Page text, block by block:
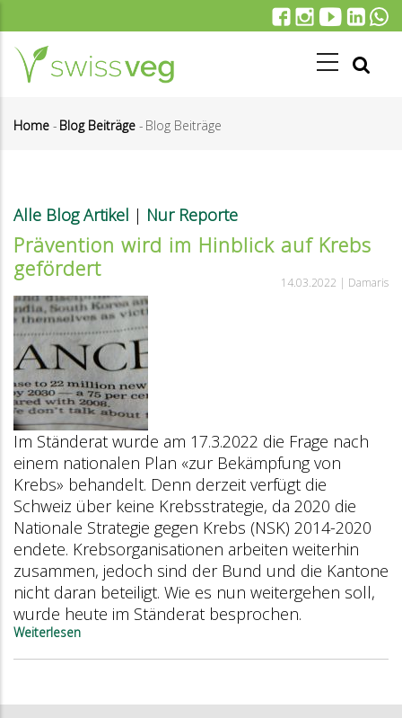
zum
Inhalt
Home - Blog Beiträge - Blog Beiträge
Alle Blog Artikel | Nur Reporte
Prävention wird im Hinblick auf Krebs
gefördert
14.03.2022 | Damaris
Im Ständerat wurde am 17.3.2022 die Frage nach
einem nationalen Plan «zur Bekämpfung von
Krebs» behandelt. Denn derzeit verfügt die
Schweiz über keine Krebsstrategie, da 2020 die
Nationale Strategie gegen Krebs (NSK) 2014-2020
endete. Krebsorganisationen arbeiten weiterhin
zusammen, jedoch sind der Bund und die Kantone
nicht daran beteiligt. Wie es nun weitergehen soll,
wurde heute im Ständerat besprochen.
Weiterlesen
wird